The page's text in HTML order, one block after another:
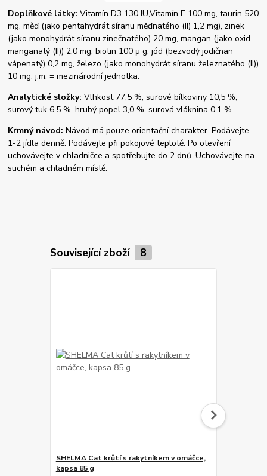
Doplňkové látky:Vitamín D3 130 IU,Vitamín E 100 mg, taurin 520
mg, měď (jako pentahydrát síranu měďnatého (II) 1,2 mg), zinek
(jako monohydrát síranu zinečnatého) 20 mg, mangan (jako oxid
manganatý (II)) 2,0 mg, biotin 100 μ g, jód (bezvodý jodičnan
vápenatý) 0,2 mg, železo (jako monohydrát síranu železnatého (II))
10 mg. j.m. = mezinárodní jednotka.
Analytické složky: Vlhkost 77,5 %, surové bílkoviny 10,5 %,
surový tuk 6,5 %, hrubý popel 3,0 %, surová vláknina 0,1 %.
Krmný návod:Návod má pouze orientační charakter. Podávejte
1-2 jídla denně. Podávejte při pokojové teplotě. Po otevření
uchovávejte v chladničce a spotřebujte do 2 dnů. Uchovávejte na
suchém a chladném místě.
Související zboží 8
SHELMA Cat krůtí s rakytníkem v omáčce,
kapsa 85 g